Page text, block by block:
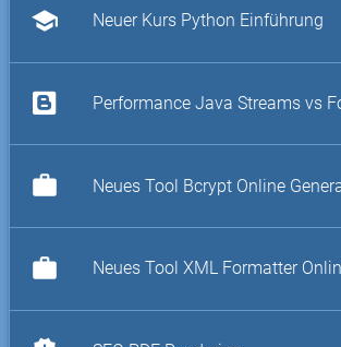
school Neuer Kurs Python Einführung
Performance Java Streams vs
work Neues Tool Bcrypt Online
work Neues Tool XML Formatter